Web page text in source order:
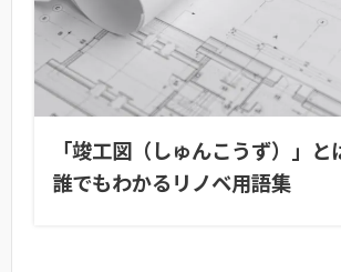
「竣工図（しゅんこうず）」と
誰でもわかるリノベ用語集